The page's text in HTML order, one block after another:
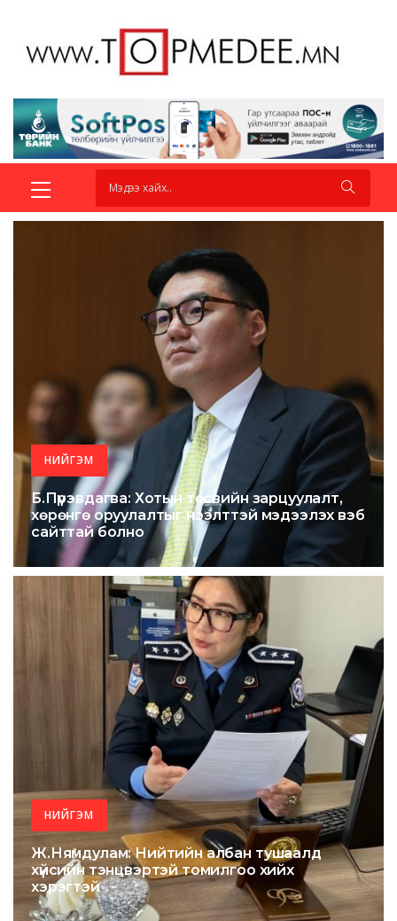
НИЙГЭМ
Б.Пүрэвдагва: Хотын төсвийн зарцуулалт,
хөрөнгө оруулалтыг нээлттэй мэдээлэх вэб
сайттай болно
НИЙГЭМ
Ж.Нямдулам: Нийтийн албан тушаалд
хүйсийн тэнцвэртэй томилгоо хийх
хэрэгтэй